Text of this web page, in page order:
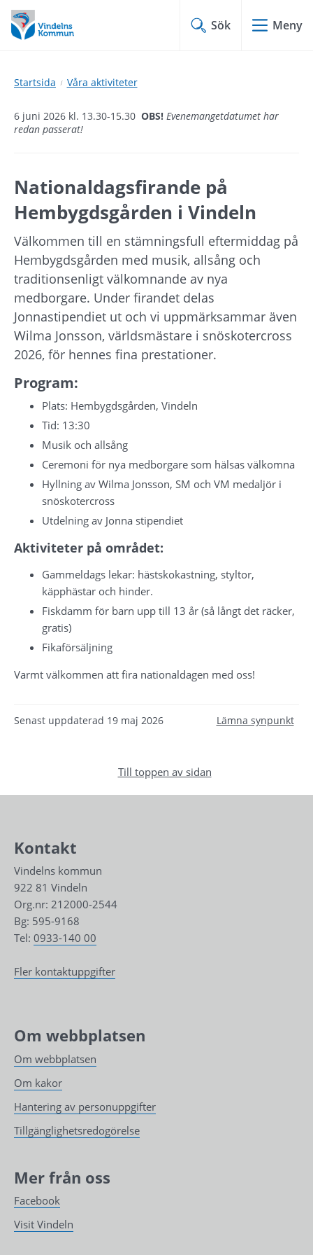
Hoppa
till
innehåll
Hoppa
till
undermeny
Sök Meny
Startsida Våra aktiviteter
6 juni 2026 kl. 13.30-15.30 OBS! Evenemangetdatumet har
redan passerat!
Nationaldagsfirande på
Hembygdsgården i Vindeln
Välkommen till en stämningsfull eftermiddag på
Hembygdsgården med musik, allsång och
traditionsenligt välkomnande av nya
medborgare. Under firandet delas
Jonnastipendiet ut och vi uppmärksammar även
Wilma Jonsson, världsmästare i snöskotercross
2026, för hennes fina prestationer.
Program:
Plats: Hembygdsgården, Vindeln
Tid: 13:30
Musik och allsång
Ceremoni för nya medborgare som hälsas välkomna
Hyllning av Wilma Jonsson, SM och VM medaljör i
snöskotercross
Utdelning av Jonna stipendiet
Aktiviteter på området:
Gammeldags lekar: hästskokastning, styltor,
käpphästar och hinder.
Fiskdamm för barn upp till 13 år (så långt det räcker,
gratis)
Fikaförsäljning
Varmt välkommen att fira nationaldagen med oss!
Senast uppdaterad 19 maj 2026 Lämna synpunkt
Till toppen av sidan
Kontakt
Vindelns kommun
922 81 Vindeln
Org.nr: 212000-2544
Bg: 595-9168
Tel: 0933-140 00
Fler kontaktuppgifter
Om webbplatsen
Om webbplatsen
Om kakor
Hantering av personuppgifter
Tillgänglighetsredogörelse
Mer från oss
Facebook
Visit Vindeln